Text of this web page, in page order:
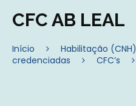
CFC AB LEAL
Início Habilitação (CNH)
credenciadas
CFC’s